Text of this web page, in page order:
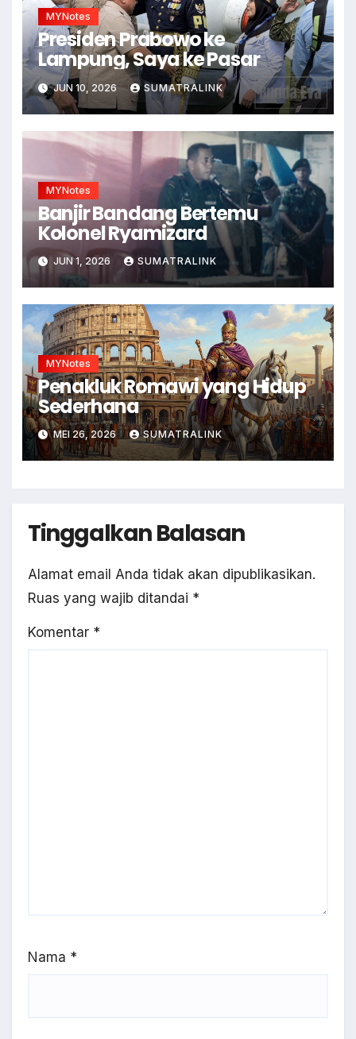
MYNotes
Presiden Prabowo ke
Lampung, Saya ke Pasar
JUN 10, 2026 SUMATRALINK
MYNotes
Banjir Bandang Bertemu
Kolonel Ryamizard
JUN 1, 2026 SUMATRALINK
MYNotes
Penakluk Romawi yang Hidup
Sederhana
MEI 26, 2026 SUMATRALINK
Tinggalkan Balasan
Alamat email Anda tidak akan dipublikasikan.
Ruas yang wajib ditandai *
Komentar *
Nama *